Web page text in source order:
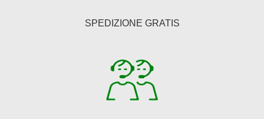
SPEDIZIONE GRATIS